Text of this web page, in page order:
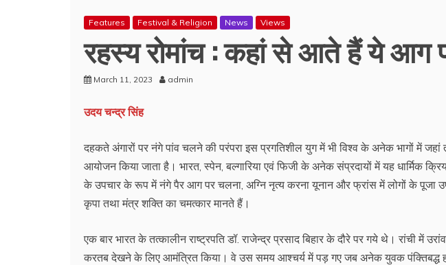
Features Festival & Religion News Views
रहस्य रोमांच : कहां से आते हैं ये आग
March 11, 2023 admin
उदय चन्द्र सिंह
दहकते अंगारों पर नंगे पांव चलने की परंपरा इस प्रगतिशील युग में भी विश्व के अनेक भागों में जहां
आयोजन किया जाता है। भारत, स्पेन, बल्गारिया एवं फिजी के अनेक संप्रदायों में यह धार्मिक
के उपचार के रूप में नंगे पैर आग पर चलना, अग्नि नृत्य करना यूनान और फ्रांस में लोगों के पूजा
कृपा तथा मंत्र शक्ति का चमत्कार मानते हैं।
एक बार भारत के तत्कालीन राष्ट्रपति डॉ. राजेन्द्र प्रसाद बिहार के दौरे पर गये थे। रांची में
करतब देखने के लिए आमंत्रित किया। वे उस समय आश्चर्य में पड़ गए जब अनेक युवक